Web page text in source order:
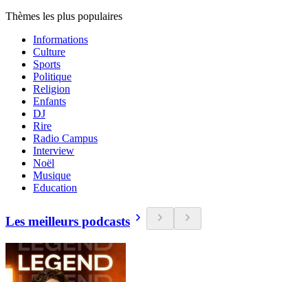
Thèmes les plus populaires
Informations
Culture
Sports
Politique
Religion
Enfants
DJ
Rire
Radio Campus
Interview
Noël
Musique
Education
Les meilleurs podcasts